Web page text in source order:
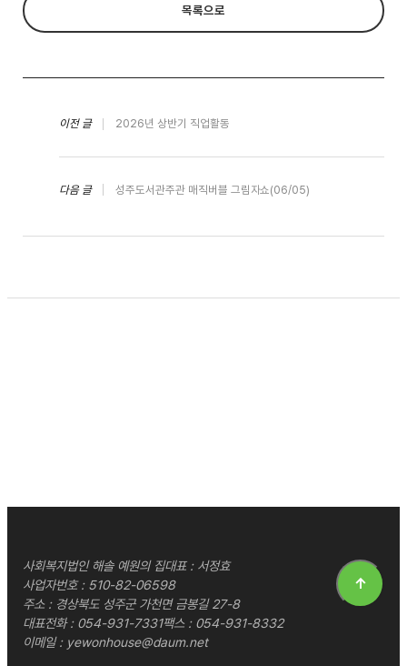
목록으로
이전 글 2026년 상반기 직업활동
다음 글 성주도서관주관 매직버블 그림자쇼(06/05)
사회복지법인 해솔 예원의 집대표 : 서정효
사업자번호 : 510-82-06598
주소 : 경상북도 성주군 가천면 금봉길 27-8
대표전화 : 054-931-7331팩스 : 054-931-8332
이메일 : yewonhouse@daum.net
↑